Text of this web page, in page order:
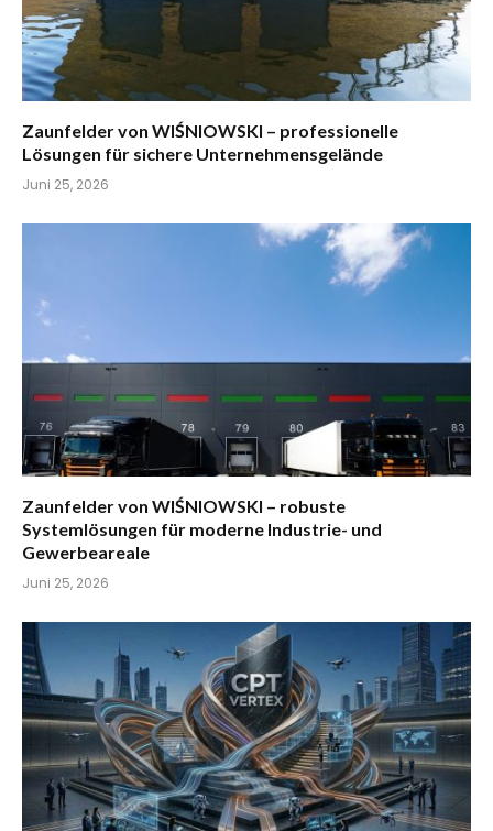
Zaunfelder von WIŚNIOWSKI – professionelle
Lösungen für sichere Unternehmensgelände
Juni 25, 2026
Zaunfelder von WIŚNIOWSKI – robuste
Systemlösungen für moderne Industrie- und
Gewerbeareale
Juni 25, 2026